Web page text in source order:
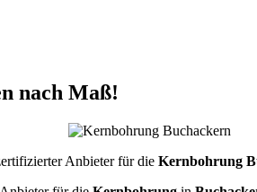
nach Maß!
Anbieter für die Kernbohrung